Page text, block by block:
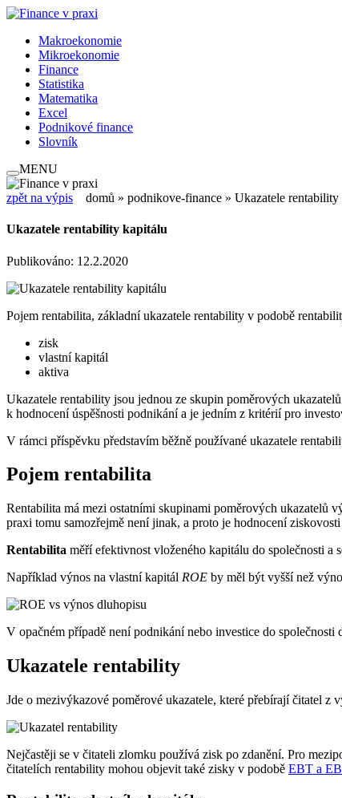
Makroekonomie
Mikroekonomie
Finance
Statistika
Matematika
Excel
Podnikové finance
Slovník
MENU
zpět na výpis domů » podnikove-finance » Ukazatele rentability
Ukazatele rentability kapitálu
Publikováno: 12.2.2020
Pojem rentabilita, základní ukazatele rentability v podobě
zisk
vlastní kapitál
aktiva
Ukazatele rentability jsou jednou ze skupin poměrových
k hodnocení úspěšnosti podnikání a je jedním z kritérií pro
V rámci příspěvku představím běžně používané ukazatele
Pojem rentabilita
Rentabilita má mezi ostatními skupinami poměrových
praxi tomu samozřejmě není jinak, a proto je hodnocení
Rentabilita měří efektivnost vloženého kapitálu do společnosti
Například výnos na vlastní kapitál ROE by měl být vyšší než
V opačném případě není podnikání nebo investice do
Ukazatele rentability
Jde o mezivýkazové poměrové ukazatele, které přebírají čitatel z
Nejčastěji se v čitateli zlomku používá zisk po zdanění. Pro
čitatelích rentability mohou objevit také zisky v podobě EBT a